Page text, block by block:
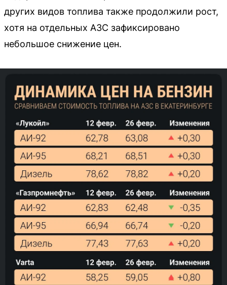
других видов топлива также продолжили рост,
хотя на отдельных АЗС зафиксировано
небольшое снижение цен.